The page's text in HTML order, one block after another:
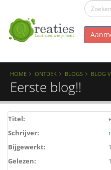
HOME ONTDEK BLOGS BLOG
Eerste blog!!
Titel:
Schrijver:
Bijgewerkt:
Gelezen: